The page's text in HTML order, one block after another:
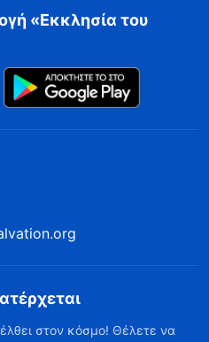
«Εκκλησία του
στον κόσμο! Θέλετε να